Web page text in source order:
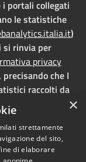
i portali collegati
le statistiche
)
si rinvia per
privacy
precisando che I
raccolti da
memorizzati
dedicati,
in Italia e ad uso
della pubblica
×
strettamente
del sito,
di elaborare